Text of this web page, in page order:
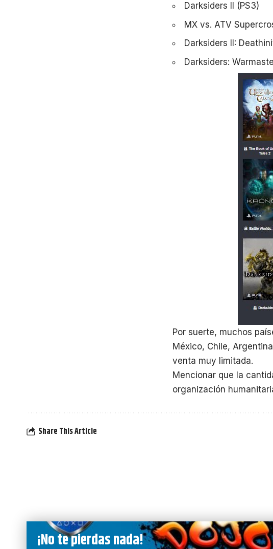
Darksiders II (PS3)
MX vs. ATV
Darksiders II:
Darksiders:
Por suerte, muchos
México, Chile,
venta muy limitada.
Mencionar que la
organización
Share This Article
¡No te pierdas nada!